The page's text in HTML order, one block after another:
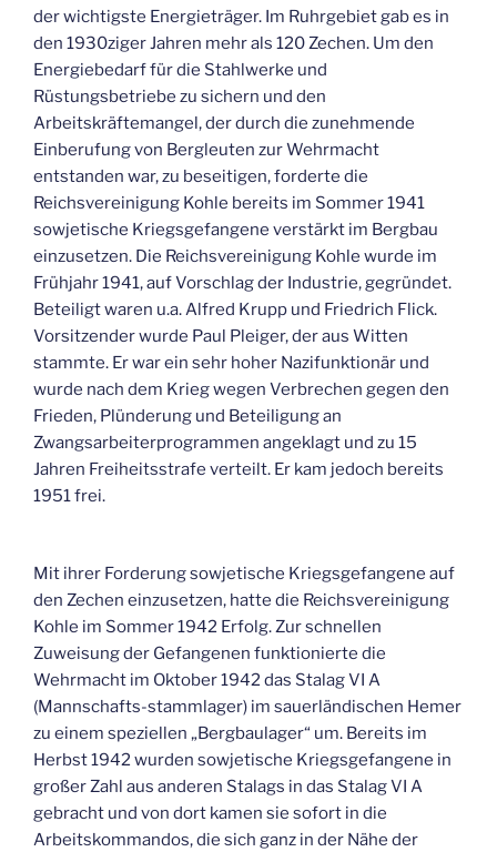
der wichtigste Energieträger. Im Ruhrgebiet gab es in
den 1930ziger Jahren mehr als 120 Zechen. Um den
Energiebedarf für die Stahlwerke und
Rüstungsbetriebe zu sichern und den
Arbeitskräftemangel, der durch die zunehmende
Einberufung von Bergleuten zur Wehrmacht
entstanden war, zu beseitigen, forderte die
Reichsvereinigung Kohle bereits im Sommer 1941
sowjetische Kriegsgefangene verstärkt im Bergbau
einzusetzen. Die Reichsvereinigung Kohle wurde im
Frühjahr 1941, auf Vorschlag der Industrie, gegründet.
Beteiligt waren u.a. Alfred Krupp und Friedrich Flick.
Vorsitzender wurde Paul Pleiger, der aus Witten
stammte. Er war ein sehr hoher Nazifunktionär und
wurde nach dem Krieg wegen Verbrechen gegen den
Frieden, Plünderung und Beteiligung an
Zwangsarbeiterprogrammen angeklagt und zu 15
Jahren Freiheitsstrafe verteilt. Er kam jedoch bereits
1951 frei.
Mit ihrer Forderung sowjetische Kriegsgefangene auf
den Zechen einzusetzen, hatte die Reichsvereinigung
Kohle im Sommer 1942 Erfolg. Zur schnellen
Zuweisung der Gefangenen funktionierte die
Wehrmacht im Oktober 1942 das Stalag VI A
(Mannschafts-stammlager) im sauerländischen Hemer
zu einem speziellen „Bergbaulager“ um. Bereits im
Herbst 1942 wurden sowjetische Kriegsgefangene in
großer Zahl aus anderen Stalags in das Stalag VI A
gebracht und von dort kamen sie sofort in die
Arbeitskommandos, die sich ganz in der Nähe der